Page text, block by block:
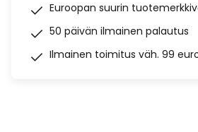
Euroopan suurin
50 päivän ilmainen palautus
Ilmainen toimitus väh. 99